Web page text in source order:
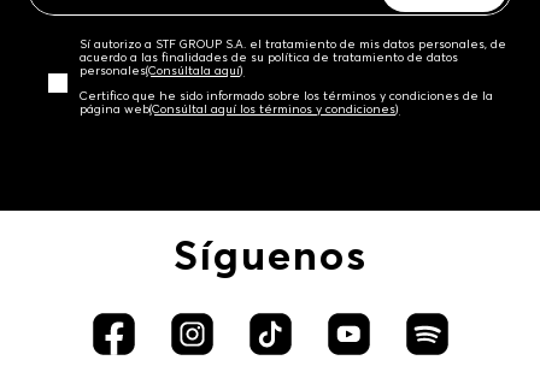
Sí autorizo a STF GROUP S.A. el tratamiento de mis datos personales, de
acuerdo a las finalidades de su política de tratamiento de datos
personales‎(Consúltala aquí)
Certifico que he sido informado sobre los términos y condiciones de la
página web‎(Consúltal aquí los términos y condiciones)
Síguenos